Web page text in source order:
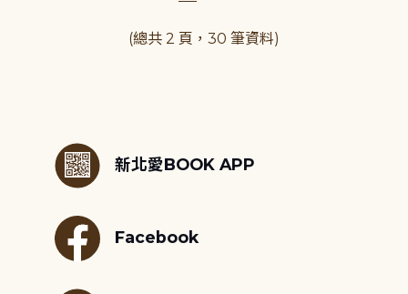
(總共 2 頁，30 筆資料)
新北愛BOOK APP
Facebook